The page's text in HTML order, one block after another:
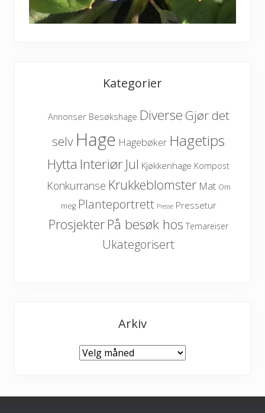
Kategorier
Annonser Besøkshage Diverse Gjør det
selv Hage Hagebøker Hagetips
Hytta Interiør Jul Kjøkkenhage Kompost
Konkurranse Krukkeblomster Mat Om
meg Planteportrett Presse Pressetur
ProsjekterPå besøk hos Temareiser
Ukategorisert
Arkiv
Arkiv